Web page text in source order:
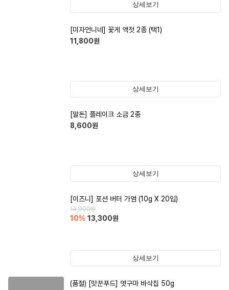
상세보기
[미자언니네] 꽃게 액젓 2종 (택1)
11,800원
상세보기
[말돈] 플레이크 소금 2종
8,600원
상세보기
[이즈니] 포션 버터 가염 (10g X 20입)
14,900원
10% 13,300원
상세보기
(품절) [맛꾼푸드] 엿구마 바삭칩 50g